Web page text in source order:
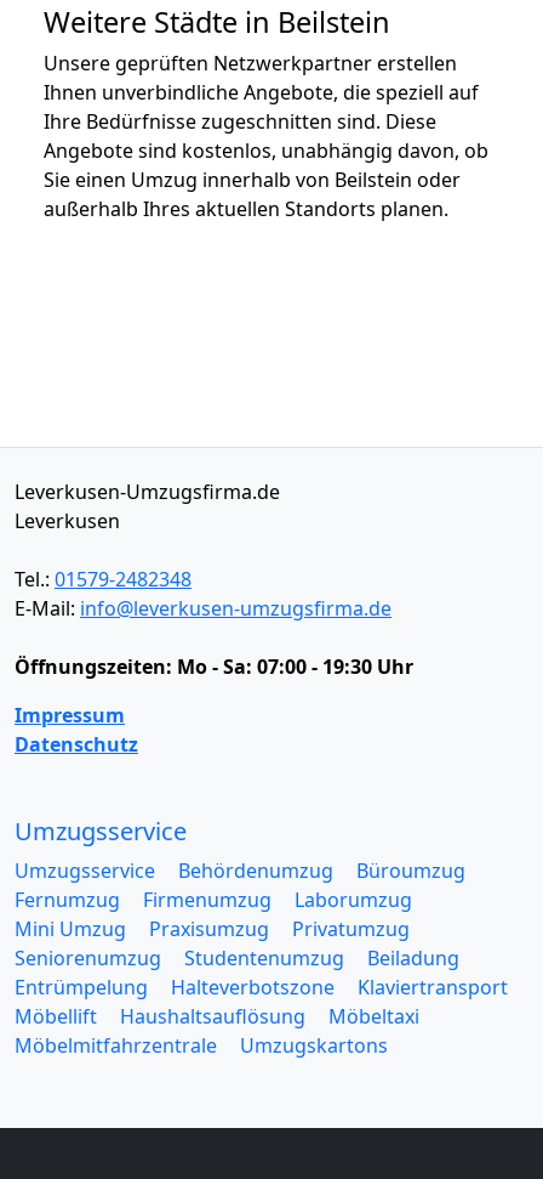
Weitere Städte in Beilstein
Unsere geprüften Netzwerkpartner erstellen
Ihnen unverbindliche Angebote, die speziell auf
Ihre Bedürfnisse zugeschnitten sind. Diese
Angebote sind kostenlos, unabhängig davon, ob
Sie einen Umzug innerhalb von Beilstein oder
außerhalb Ihres aktuellen Standorts planen.
Leverkusen-Umzugsfirma.de
Leverkusen
Tel.: 01579-2482348
E-Mail: info@leverkusen-umzugsfirma.de
Öffnungszeiten: Mo - Sa: 07:00 - 19:30 Uhr
Impressum
Datenschutz
Umzugsservice
Umzugsservice Behördenumzug
Büroumzug
Fernumzug
Firmenumzug
Laborumzug
Mini Umzug
Praxisumzug
Privatumzug
Seniorenumzug
Studentenumzug
Beiladung
Entrümpelung
Halteverbotszone
Klaviertransport
Möbellift
Haushaltsauflösung
Möbeltaxi
Möbelmitfahrzentrale
Umzugskartons